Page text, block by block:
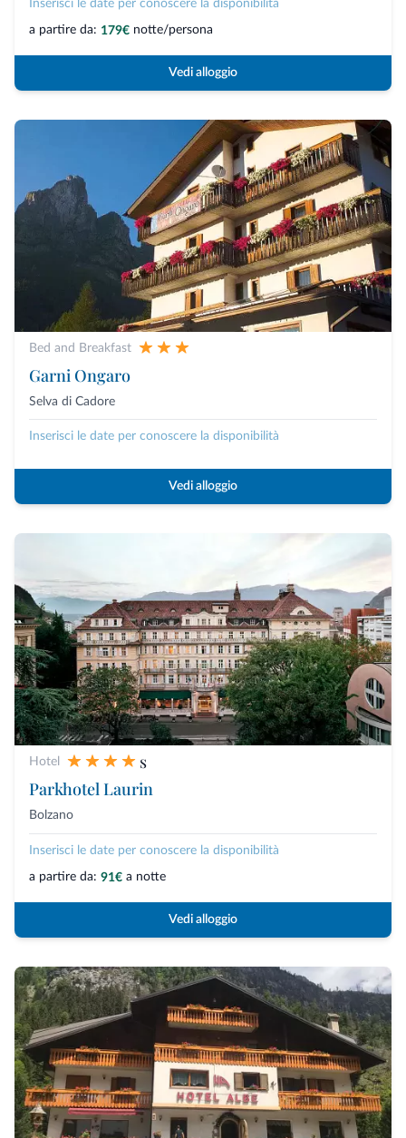
Inserisci le date per conoscere la disponibilità
a partire da: 179€ notte/persona
Vedi alloggio
Bed and Breakfast
Garni Ongaro
Selva di Cadore
Inserisci le date per conoscere la disponibilità
Vedi alloggio
Hotel
s
Parkhotel Laurin
Bolzano
Inserisci le date per conoscere la disponibilità
a partire da: 91€ a notte
Vedi alloggio